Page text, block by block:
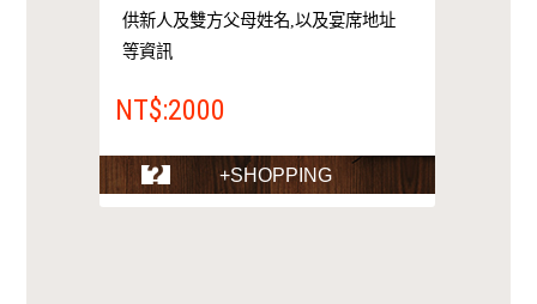
供新人及雙方父母姓名,以及宴席地址
等資訊
NT$:2000
+SHOPPING